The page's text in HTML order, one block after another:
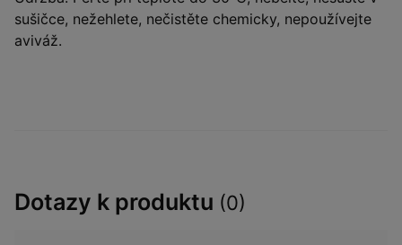
sušičce, nežehlete, nečistěte chemicky, nepoužívejte
aviváž.
Dotazy k produktu (0)